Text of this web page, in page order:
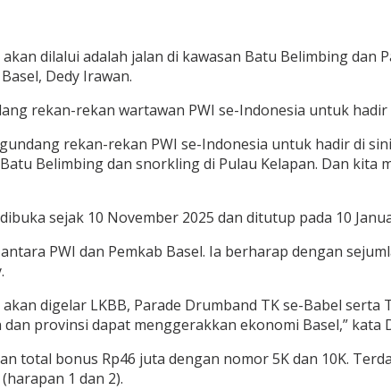
dilalui adalah jalan di kawasan Batu Belimbing
Dedy Irawan.
rekan-rekan wartawan PWI se-Indonesia untuk
rekan-rekan PWI se-Indonesia untuk hadir di
Belimbing dan snorkling di Pulau Kelapan. Dan
sejak 10 November 2025 dan ditutup pada 10
PWI dan Pemkab Basel. Ia berharap dengan
digelar LKBB, Parade Drumband TK se-Babel
provinsi dapat menggerakkan ekonomi Basel,” kata
total bonus Rp46 juta dengan nomor 5K dan 10K.
1 dan 2).